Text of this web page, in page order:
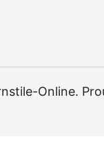
Online.